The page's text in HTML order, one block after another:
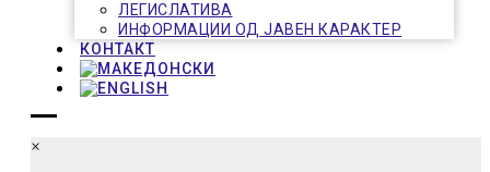
ЛЕГИСЛАТИВА
ИНФОРМАЦИИ ОД ЈАВЕН КАРАКТЕР
КОНТАКТ
×